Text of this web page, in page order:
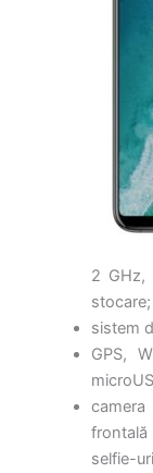
2 GHz,
stocare;
sistem
GPS,
selfie-